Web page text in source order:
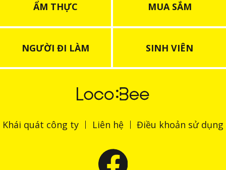
ẨM THỰC MUA SẮM
NGƯỜI ĐI LÀM SINH VIÊN
Khái quát công ty Liên hệ Điều khoản sử dụng